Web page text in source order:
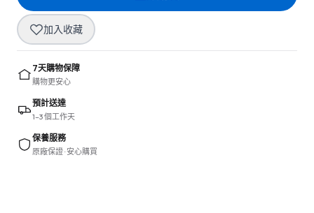
加入收藏
7天購物保障
購物更安心
預計送達
1–3 個工作天
保養服務
原廠保證 · 安心購買